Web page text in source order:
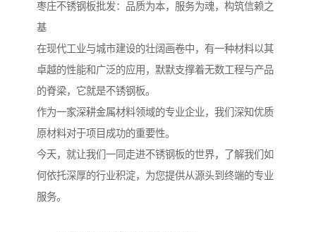
枣庄不锈钢板批发：品质为本，服务为魂，构筑信赖之
基
在现代工业与城市建设的壮阔画卷中，有一种材料以其
卓越的性能和广泛的应用，默默支撑着无数工程与产品
的脊梁，它就是不锈钢板。
作为一家深耕金属材料领域的专业企业，我们深知优质
原材料对于项目成功的重要性。
今天，就让我们一同走进不锈钢板的世界，了解我们如
何依托深厚的行业积淀，为您提供从源头到终端的专业
服务。